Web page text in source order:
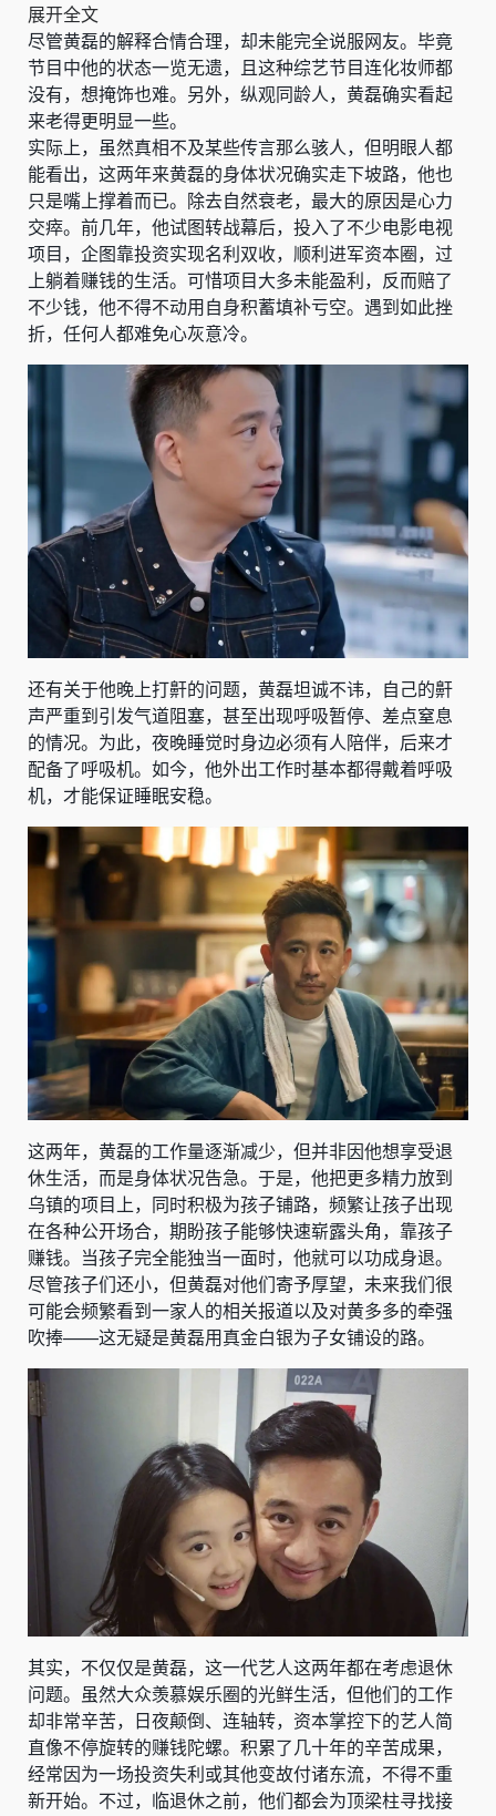
展开全文
尽管黄磊的解释合情合理，却未能完全说服网友。毕竟
节目中他的状态一览无遗，且这种综艺节目连化妆师都
没有，想掩饰也难。另外，纵观同龄人，黄磊确实看起
来老得更明显一些。
实际上，虽然真相不及某些传言那么骇人，但明眼人都
能看出，这两年来黄磊的身体状况确实走下坡路，他也
只是嘴上撑着而已。除去自然衰老，最大的原因是心力
交瘁。前几年，他试图转战幕后，投入了不少电影电视
项目，企图靠投资实现名利双收，顺利进军资本圈，过
上躺着赚钱的生活。可惜项目大多未能盈利，反而赔了
不少钱，他不得不动用自身积蓄填补亏空。遇到如此挫
折，任何人都难免心灰意冷。
还有关于他晚上打鼾的问题，黄磊坦诚不讳，自己的鼾
声严重到引发气道阻塞，甚至出现呼吸暂停、差点窒息
的情况。为此，夜晚睡觉时身边必须有人陪伴，后来才
配备了呼吸机。如今，他外出工作时基本都得戴着呼吸
机，才能保证睡眠安稳。
这两年，黄磊的工作量逐渐减少，但并非因他想享受退
休生活，而是身体状况告急。于是，他把更多精力放到
乌镇的项目上，同时积极为孩子铺路，频繁让孩子出现
在各种公开场合，期盼孩子能够快速崭露头角，靠孩子
赚钱。当孩子完全能独当一面时，他就可以功成身退。
尽管孩子们还小，但黄磊对他们寄予厚望，未来我们很
可能会频繁看到一家人的相关报道以及对黄多多的牵强
吹捧——这无疑是黄磊用真金白银为子女铺设的路。
其实，不仅仅是黄磊，这一代艺人这两年都在考虑退休
问题。虽然大众羡慕娱乐圈的光鲜生活，但他们的工作
却非常辛苦，日夜颠倒、连轴转，资本掌控下的艺人简
直像不停旋转的赚钱陀螺。积累了几十年的辛苦成果，
经常因为一场投资失利或其他变故付诸东流，不得不重
新开始。不过，临退休之前，他们都会为顶梁柱寻找接